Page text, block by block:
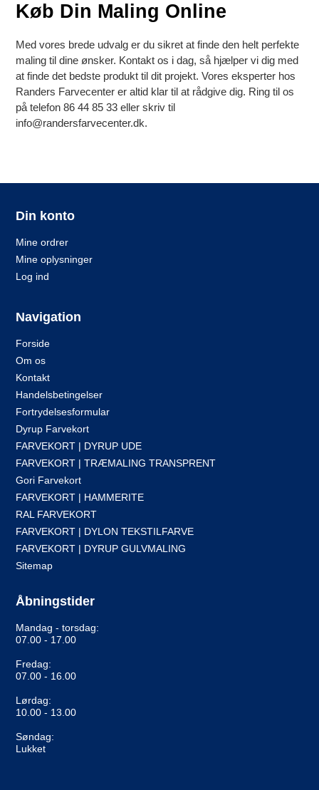
Køb Din Maling Online
Med vores brede udvalg er du sikret at finde den helt perfekte
maling til dine ønsker. Kontakt os i dag, så hjælper vi dig med
at finde det bedste produkt til dit projekt. Vores eksperter hos
Randers Farvecenter er altid klar til at rådgive dig. Ring til os
på telefon 86 44 85 33 eller skriv til
info@randersfarvecenter.dk.
Din konto
Mine ordrer
Mine oplysninger
Log ind
Navigation
Forside
Om os
Kontakt
Handelsbetingelser
Fortrydelsesformular
Dyrup Farvekort
FARVEKORT | DYRUP UDE
FARVEKORT | TRÆMALING TRANSPRENT
Gori Farvekort
FARVEKORT | HAMMERITE
RAL FARVEKORT
FARVEKORT | DYLON TEKSTILFARVE
FARVEKORT | DYRUP GULVMALING
Sitemap
Åbningstider
Mandag - torsdag:
07.00 - 17.00
Fredag:
07.00 - 16.00
Lørdag:
10.00 - 13.00
Søndag:
Lukket